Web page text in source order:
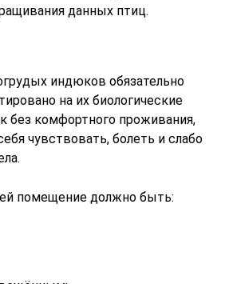
данных птиц.
индюков обязательно
на их биологические
без комфортного проживания,
чувствовать, болеть и слабо
помещение должно быть: